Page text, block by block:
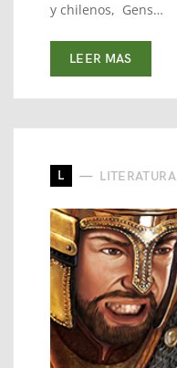
y chilenos, Gens…
LEER MAS
L LITERATURA